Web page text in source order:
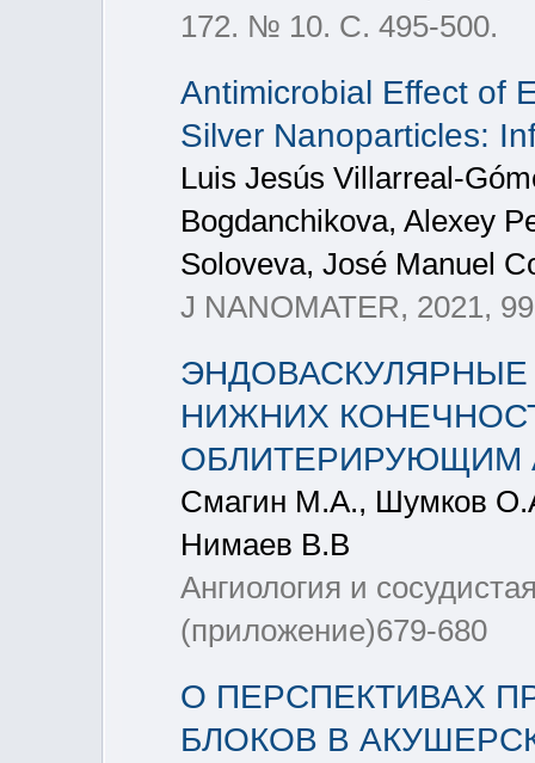
172. № 10. С. 495-500.
Antimicrobial Effect of
Silver Nanoparticles:
Luis Jesús Villarreal-
Bogdanchikova, Alexey
Soloveva, José Manuel
J NANOMATER, 2021,
НИЖНИХ
ОБЛИТЕРИРУЮЩИМ
Смагин М.А., Шумков
Нимаев В.В
Ангиология и
(приложение)679-680
О ПЕРСПЕКТИВАХ
БЛОКОВ В